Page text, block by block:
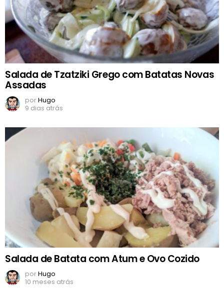
Salada de Tzatziki Grego com Batatas Novas
Assadas
porHugo
9 dias atrás
Salada de Batata com Atum e Ovo Cozido
porHugo
10 meses atrás